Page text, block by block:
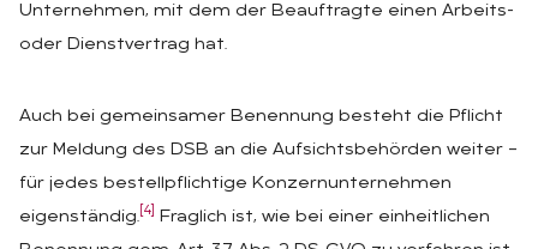
Unternehmen, mit dem der Beauftragte einen Arbeits-
oder Dienstvertrag hat.
Auch bei gemeinsamer Benennung besteht die Pflicht
zur Meldung des DSB an die Aufsichtsbehörden weiter –
für jedes bestellpflichtige Konzernunternehmen
eigenständig. [4]
Fraglich ist, wie bei einer einheitlichen